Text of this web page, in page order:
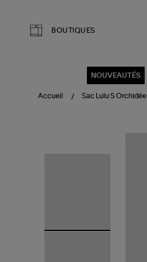
BOUTIQUES
NOUVEAUTÉS
Accueil Sac Lulu S Orchidée